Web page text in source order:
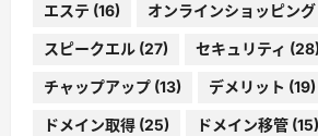
エステ (16) オンラインショッピング
スピークエル (27) セキュリティ (28)
チャップアップ (13) デメリット (19)
ドメイン取得 (25) ドメイン移管 (15)